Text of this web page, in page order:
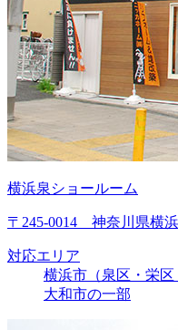
横浜泉ショールーム
〒245-0014 神奈川県横
対応エリア
横浜市（泉区・栄区
大和市の一部